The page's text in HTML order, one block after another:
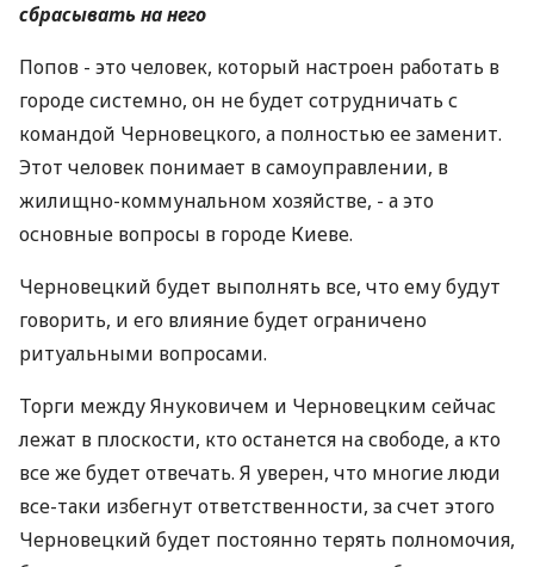
сбрасывать на него
Попов - это человек, который настроен работать в
городе системно, он не будет сотрудничать с
командой Черновецкого, а полностью ее заменит.
Этот человек понимает в самоуправлении, в
жилищно-коммунальном хозяйстве, - а это
основные вопросы в городе Киеве.
Черновецкий будет выполнять все, что ему будут
говорить, и его влияние будет ограничено
ритуальными вопросами.
Торги между Януковичем и Черновецким сейчас
лежат в плоскости, кто останется на свободе, а кто
все же будет отвечать. Я уверен, что многие люди
все-таки избегнут ответственности, за счет этого
Черновецкий будет постоянно терять полномочия,